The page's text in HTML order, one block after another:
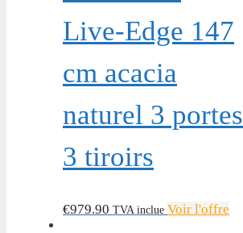
Live-Edge 147
cm acacia
naturel 3 portes
3 tiroirs
€979.90 TVA inclue Voir l'offre